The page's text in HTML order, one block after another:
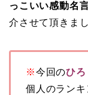
っこいい感動名
介させて頂きまし
※今回のひろ
個人のランキ